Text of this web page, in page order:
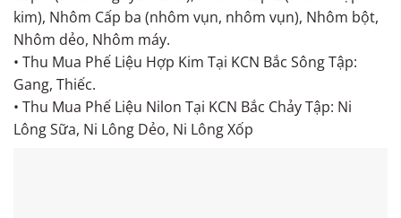
kim), Nhôm Cấp ba (nhôm vụn, nhôm vụn), Nhôm bột,
Nhôm dẻo, Nhôm máy.
• Thu Mua Phế Liệu Hợp Kim Tại KCN Bắc Sông Tập:
Gang, Thiếc.
• Thu Mua Phế Liệu Nilon Tại KCN Bắc Chảy Tập: Ni
Lông Sữa, Ni Lông Dẻo, Ni Lông Xốp